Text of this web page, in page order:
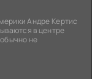
Андре Кертис
в центре
не